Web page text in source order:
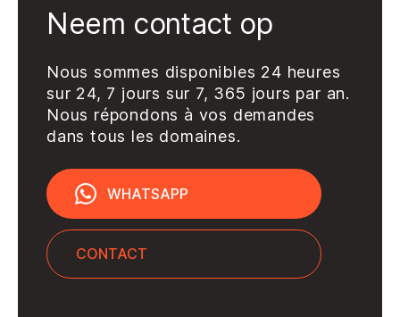
Neem contact op
Nous sommes disponibles 24 heures
sur 24, 7 jours sur 7, 365 jours par an.
Nous répondons à vos demandes
dans tous les domaines.
WHATSAPP
CONTACT